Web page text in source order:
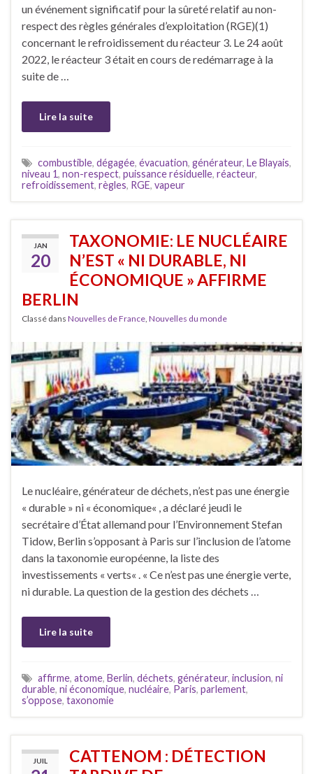
un événement significatif pour la sûreté relatif au non-
respect des règles générales d’exploitation (RGE)(1)
concernant le refroidissement du réacteur 3. Le 24 août
2022, le réacteur 3 était en cours de redémarrage à la
suite de …
Lire la suite
combustible, dégagée, évacuation, générateur, Le Blayais,
niveau 1, non-respect, puissance résiduelle, réacteur,
refroidissement, règles, RGE, vapeur
JAN
20
TAXONOMIE: LE NUCLÉAIRE
N’EST « NI DURABLE, NI
ÉCONOMIQUE » AFFIRME
BERLIN
Classé dans Nouvelles de France Nouvelles du monde
Le nucléaire, générateur de déchets, n’est pas une énergie
« durable » ni « économique« , a déclaré jeudi le
secrétaire d’État allemand pour l’Environnement Stefan
Tidow, Berlin s’opposant à Paris sur l’inclusion de l’atome
dans la taxonomie européenne, la liste des
investissements « verts« . « Ce n’est pas une énergie verte,
ni durable. La question de la gestion des déchets …
Lire la suite
affirme, atome, Berlin, déchets, générateur, inclusion, ni
durable, ni économique, nucléaire, Paris, parlement,
s’oppose, taxonomie
JUIL
CATTENOM : DÉTECTION